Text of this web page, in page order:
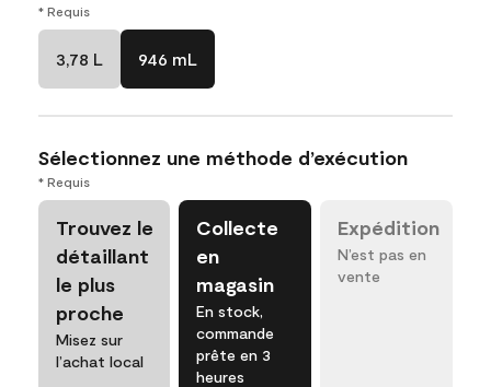
* Requis
3,78 L 946 mL
Sélectionnez une méthode d’exécution
* Requis
Trouvez le
détaillant
le plus
proche
Misez sur
l’achat local
Collecte
en
magasin
En stock,
commande
prête en 3
heures
Expédition
N’est pas en
vente